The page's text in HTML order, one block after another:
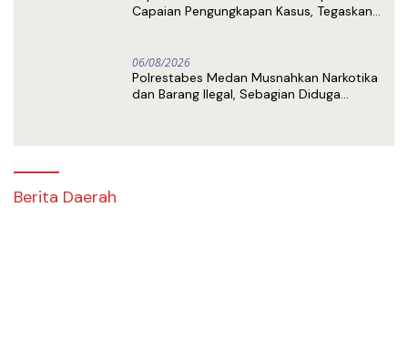
Capaian Pengungkapan Kasus, Tegaskan
06/08/2026
Polrestabes Medan Musnahkan Narkotika
dan Barang Ilegal, Sebagian Diduga
Berita Daerah